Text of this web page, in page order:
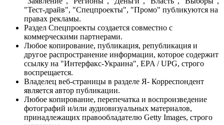
"Тест-драйв", "Спецпроекты", "Промо" публикуются на
правах рекламы.
Раздел Спецпроекты создается совместно с
коммерческими партнерами.
Любое копирование, публикация, републикация и
другое распространение информации, которое содержит
ссылку на "Интерфакс-Украина", EPA / UPG, строго
воспрещается.
Владелец веб-страницы в разделе Я- Корреспондент
является автор публикации.
Любое копирование, перепечатка и воспроизведение
фотографий и/или аудиовизуальных материалов,
принадлежащих правообладателю Getty Images, строго